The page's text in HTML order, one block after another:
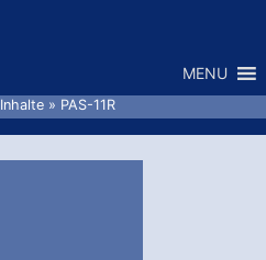
MENU
Inhalte PAS-11R